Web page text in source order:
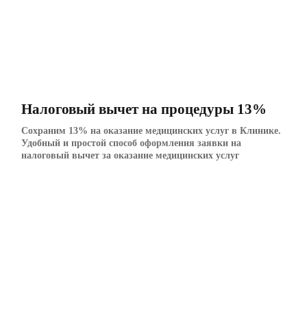
Налоговый вычет на процедуры 13%
Сохраним 13% на оказание медицинских услуг в Клинике.
Удобный и простой способ оформления заявки на
налоговый вычет за оказание медицинских услуг